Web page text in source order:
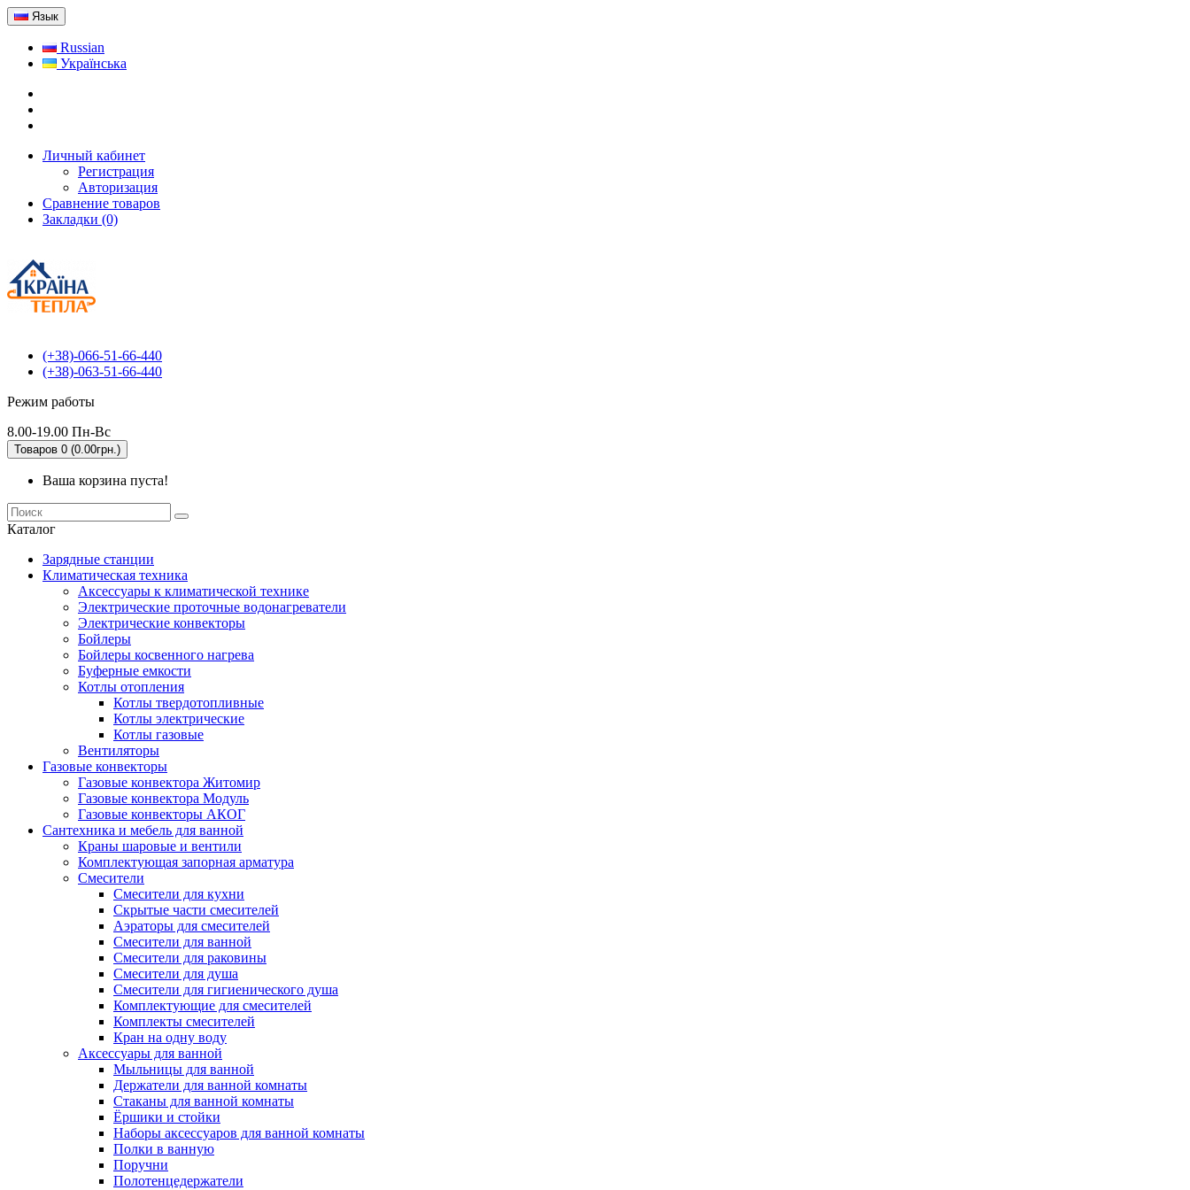
Язык
Russian
Українська
Личный кабинет
Регистрация
Авторизация
Сравнение товаров
Закладки (0)
(+38)-066-51-66-440
(+38)-063-51-66-440
Режим работы
8.00-19.00 Пн-Вс
Товаров 0 (0.00грн.)
Ваша корзина пуста!
Каталог
Зарядные станции
Климатическая техника
Аксессуары к климатической технике
Электрические проточные водонагреватели
Электрические конвекторы
Бойлеры
Бойлеры косвенного нагрева
Буферные емкости
Котлы отопления
Котлы твердотопливные
Котлы электрические
Котлы газовые
Вентиляторы
Газовые конвекторы
Газовые конвектора Житомир
Газовые конвектора Модуль
Газовые конвекторы АКОГ
Сантехника и мебель для ванной
Краны шаровые и вентили
Комплектующая запорная арматура
Смесители
Смесители для кухни
Скрытые части смесителей
Аэраторы для смесителей
Смесители для ванной
Смесители для раковины
Смесители для душа
Смесители для гигиенического душа
Комплектующие для смесителей
Комплекты смесителей
Кран на одну воду
Аксессуары для ванной
Мыльницы для ванной
Держатели для ванной комнаты
Стаканы для ванной комнаты
Ёршики и стойки
Наборы аксессуаров для ванной комнаты
Полки в ванную
Поручни
Полотенцедержатели